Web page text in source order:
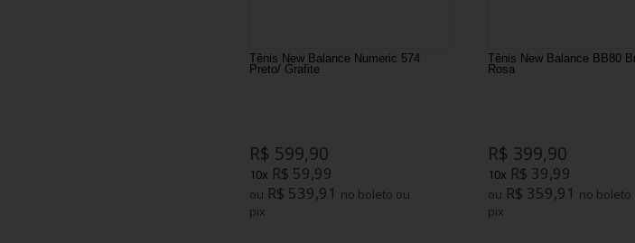
Tênis New Balance Numeric 574
Preto/ Grafite
R$ 599,90
10x R$ 59,99
ou R$ 539,91 no boleto ou
pix
Tênis New Balance BB80
Rosa
R$ 399,90
10x R$ 39,99
ou R$ 359,91 no boleto ou
pix